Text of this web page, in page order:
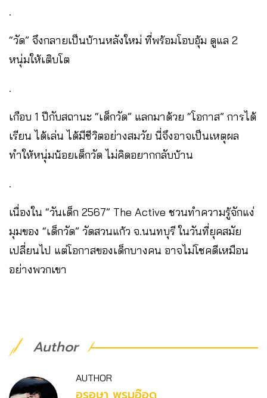
.
“วัด” จึงกลายเป็นบ้านหลังใหม่ ที่พร้อมโอบอุ้ม ดูแล 2
หนุ่มให้เติบโต
.
เกือบ 1 ปีกับสถานะ “เด็กวัด” แลกมาด้วย “โอกาส” การได้
เรียน ได้เล่น ได้มีชีวิตอย่างสมวัย นี่จึงอาจเป็นเหตุผล
ทำให้หนุ่มน้อยเด็กวัด ไม่คิดอยากกลับบ้าน
.
เนื่องใน “วันเด็ก 2567” The Active ชวนทำความรู้จักแง่
มุมของ “เด็กวัด” วัดสวนแก้ว จ.นนทบุรี ในวันที่ยุคสมัย
เปลี่ยนไป แต่โอกาสของเด็กบางคน อาจไม่โชคดีเหมือน
อย่างพวกเขา
Author
AUTHOR